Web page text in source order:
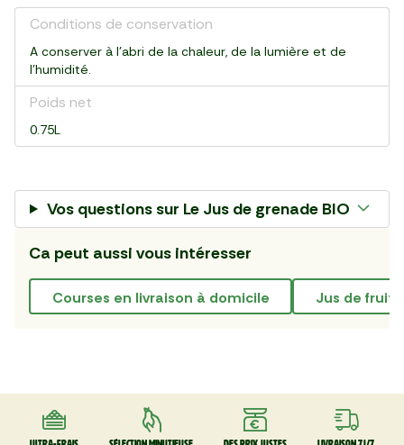
Conditions de conservation
A conserver à l'abri de la chaleur, de la lumière et de
l'humidité.
Poids net
0.75L
Vos questions sur Le Jus de grenade BIO
Ca peut aussi vous intéresser
courses en livraison à domicile jus de